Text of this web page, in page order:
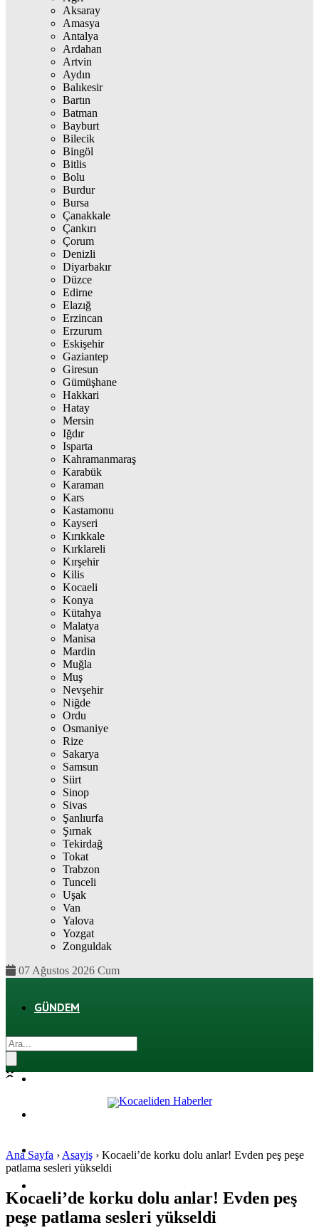
Aksaray
Amasya
Antalya
Ardahan
Artvin
Aydın
Balıkesir
Bartın
Batman
Bayburt
Bilecik
Bingöl
Bitlis
Bolu
Burdur
Bursa
Çanakkale
Çankırı
Çorum
Denizli
Diyarbakır
Düzce
Edirne
Elazığ
Erzincan
Erzurum
Eskişehir
Gaziantep
Giresun
Gümüşhane
Hakkari
Hatay
Mersin
Iğdır
Isparta
Kahramanmaraş
Karabük
Karaman
Kars
Kastamonu
Kayseri
Kırıkkale
Kırklareli
Kırşehir
Kilis
Kocaeli
Konya
Kütahya
Malatya
Manisa
Mardin
Muğla
Muş
Nevşehir
Niğde
Ordu
Osmaniye
Rize
Sakarya
Samsun
Siirt
Sinop
Sivas
Şanlıurfa
Şırnak
Tekirdağ
Tokat
Trabzon
Tunceli
Uşak
Van
Yalova
Yozgat
Zonguldak
07 Ağustos 2026 Cum
GÜNDEM
SPOR
SAĞLIK
Ana Sayfa › Asayiş › Kocaeli’de korku dolu anlar! Evden peş peşe
patlama sesleri yükseldi
Kocaeli’de korku dolu anlar! Evden peş
peşe patlama sesleri yükseldi